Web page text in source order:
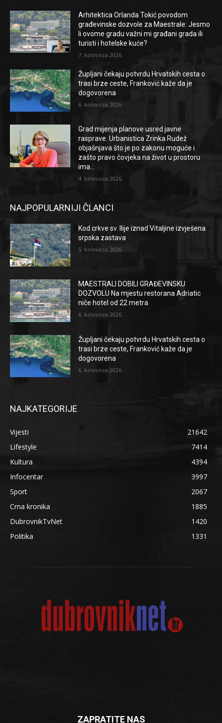
Arhitektica Orlanda Tokić povodom
građevinske dozvole za Maestrale: Jesmo
li ovome gradu važni mi građani grada ili
turisti i hotelske kuće?
7. kolovoza 2026.
Župljani čekaju potvrdu Hrvatskih cesta o
trasi brze ceste, Franković kaže da je
dogovorena
6. kolovoza 2026.
Grad mijenja planove usred javne
rasprave. Urbanistica Zrinka Rudež
objašnjava što je po zakonu moguće i
zašto pravo čovjeka na život u prostoru
ima...
4. kolovoza 2026.
NAJPOPULARNIJI ČLANCI
Kod crkve sv. Ilije iznad Vitaljine izvješena
srpska zastava
5. kolovoza 2026.
MAESTRALI DOBILI GRAĐEVINSKU
DOZVOLU Na mjestu restorana Adriatic
niče hotel od 22 metra
6. kolovoza 2026.
Župljani čekaju potvrdu Hrvatskih cesta o
trasi brze ceste, Franković kaže da je
dogovorena
6. kolovoza 2026.
NAJKATEGORIJE
Vijesti
21642
Lifestyle
7414
Kultura
4394
Infocentar
3997
Sport
2067
Crna kronika
1885
DubrovnikTvNet
1420
Politika
1331
ZAPRATITE NAS